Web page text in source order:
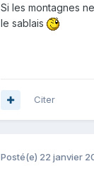
Si les montagnes
le sablais
Citer
Posté(e) 22 janvier